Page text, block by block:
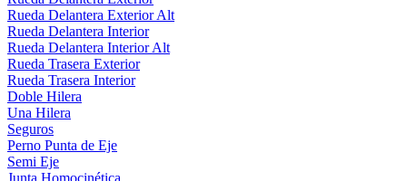
Rueda Delantera Exterior Alt
Rueda Delantera Interior
Rueda Delantera Interior Alt
Rueda Trasera Exterior
Rueda Trasera Interior
Doble Hilera
Una Hilera
Seguros
Perno Punta de Eje
Semi Eje
Junta Homocinética